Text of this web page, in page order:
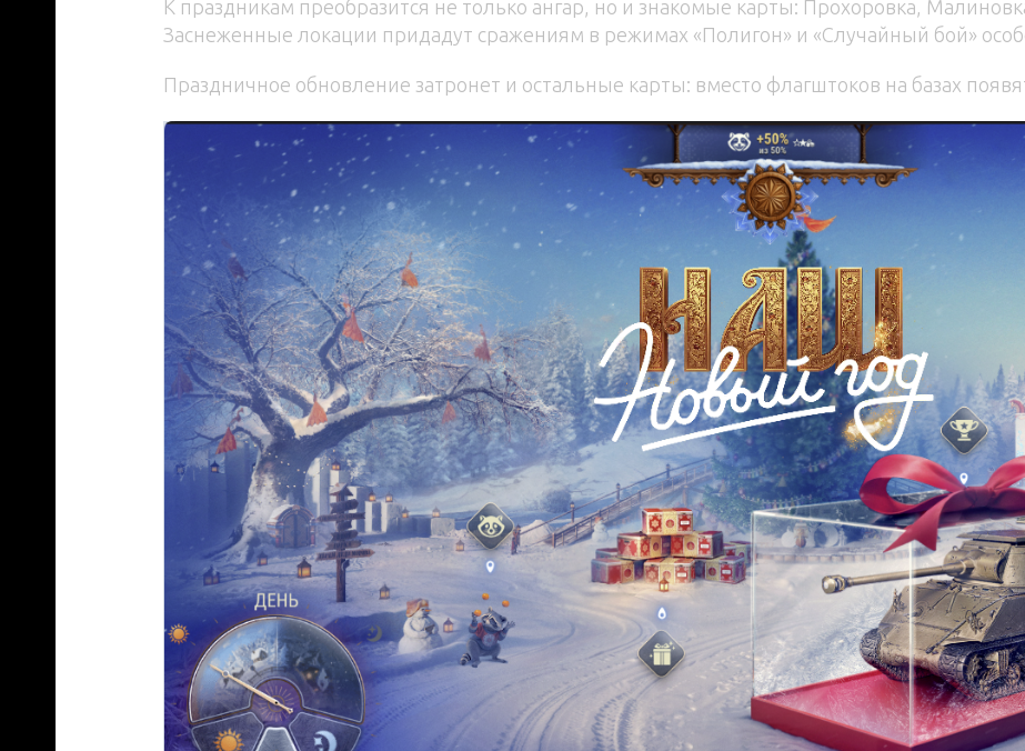
К праздникам преобразится не только ангар, но и знакомые карты: Прохоровка,
Заснеженные локации придадут сражениям в режимах «‎Полигон» и «Случайный бой»
Праздничное обновление затронет и остальные карты: вместо флагштоков на базах